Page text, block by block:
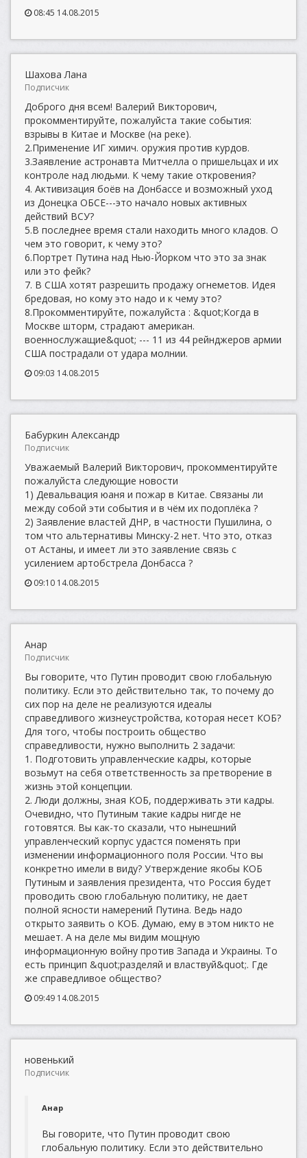
08:45 14.08.2015
Шахова Лана
Подписчик
Доброго дня всем! Валерий Викторович,
прокомментируйте, пожалуйста такие события:
взрывы в Китае и Москве (на реке).
2.Применение ИГ химич. оружия против курдов.
3.Заявление астронавта Митчелла о пришельцах и их
контроле над людьми. К чему такие откровения?
4. Активизация боёв на Донбассе и возможный уход
из Донецка ОБСЕ---это начало новых активных
действий ВСУ?
5.В последнее время стали находить много кладов. О
чем это говорит, к чему это?
6.Портрет Путина над Нью-Йорком что это за знак
или это фейк?
7. В США хотят разрешить продажу огнеметов. Идея
бредовая, но кому это надо и к чему это?
8.Прокомментируйте, пожалуйста : &quot;Когда в
Москве шторм, страдают американ.
военнослужащие&quot; --- 11 из 44 рейнджеров армии
США пострадали от удара молнии.
09:03 14.08.2015
Бабуркин Александр
Подписчик
Уважаемый Валерий Викторович, прокомментируйте
пожалуйста следующие новости
1) Девальвация юаня и пожар в Китае. Связаны ли
между собой эти события и в чём их подоплёка ?
2) Заявление властей ДНР, в частности Пушилина, о
том что альтернативы Минску-2 нет. Что это, отказ
от Астаны, и имеет ли это заявление связь с
усилением артобстрела Донбасса ?
09:10 14.08.2015
Анар
Подписчик
Вы говорите, что Путин проводит свою глобальную
политику. Если это действительно так, то почему до
сих пор на деле не реализуются идеалы
справедливого жизнеустройства, которая несет КОБ?
Для того, чтобы построить общество
справедливости, нужно выполнить 2 задачи:
1. Подготовить управленческие кадры, которые
возьмут на себя ответственность за претворение в
жизнь этой концепции.
2. Люди должны, зная КОБ, поддерживать эти кадры.
Очевидно, что Путиным такие кадры нигде не
готовятся. Вы как-то сказали, что нынешний
управленческий корпус удастся поменять при
изменении информационного поля России. Что вы
конкретно имели в виду? Утверждение якобы КОБ
Путиным и заявления президента, что Россия будет
проводить свою глобальную политику, не дает
полной ясности намерений Путина. Ведь надо
открыто заявить о КОБ. Думаю, ему в этом никто не
мешает. А на деле мы видим мощную
информационную войну против Запада и Украины. То
есть принцип &quot;разделяй и властвуй&quot;. Где
же справедливое общество?
09:49 14.08.2015
новенький
Подписчик
Анар
Вы говорите, что Путин проводит свою
глобальную политику. Если это действительно